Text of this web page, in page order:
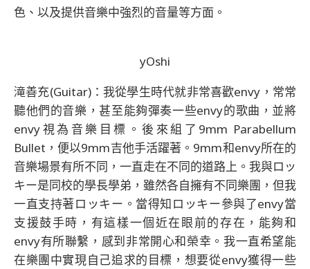
色、以及提供音樂中強烈的音量等方面。
yOshi
滝善充(Guitar)：我從學生時代就非常喜歡envy，常常
聽他們的音樂，甚至能夠彈奏一些envy的歌曲，並將
envy視為音樂目標。後來組了9mm Parabellum
Bullet，便以9mm吉他手活躍著。9mm和envy所在的
音樂場景有所不同，一直走在不同的道路上。我與ロッ
キー是同校的學長學弟，雖然各自擁有不同樂團，但我
一直支持著ロッキー。當得知ロッキー參與了envy當
支援鼓手時，有這樣一個近在眼前的存在，能夠和
envy有所聯繫，感到非常開心和榮幸。我一直希望能
在樂團中實現自己追求的目標，想要從envy獲得一些